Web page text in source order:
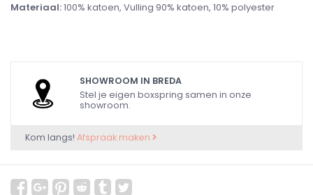
Materiaal:100% katoen, Vulling 90% katoen, 10% polyester
SHOWROOM IN BREDA
Stel je eigen boxspring samen in onze
showroom.
Kom langs! Afspraak maken